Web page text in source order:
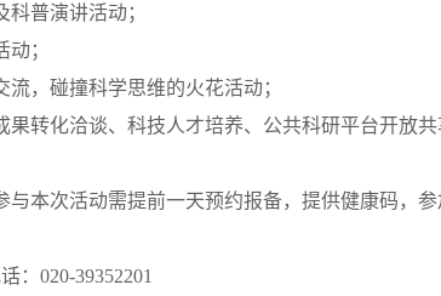
普演讲活动；
；
，碰撞科学思维的火花活动；
果转化洽谈、科技人才培养、公共科研平台开放共
与本次活动需提前一天预约报备，提供健康码，参
：020-39352201